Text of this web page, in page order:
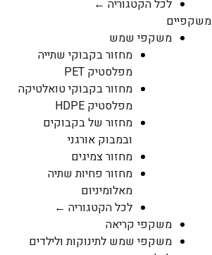
לכל הקטגוריה ←
משקפיים
משקפי שמש
מחזור בקבוקי שתייה
מפלסטיק PET
מחזור בקבוקי טואלטיקה
מפלסטיק HDPE
מחזור של בקבוקים
ובמבוק אורגני
מחזור צמיגים
מחזור פחיות שתיה
מאלומיניום
לכל הקטגוריה ←
משקפי קריאה
משקפי שמש לתינוקות ולילדים